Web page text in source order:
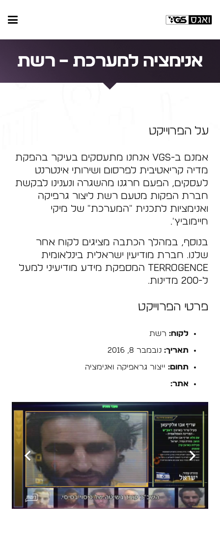
אנימציה למערכת – רשת
על הפרוייקט
אמנם ב-VGS אנחנו מתעסקים בעיקר בהפקת
מדיה קריאטיבית לפרסום ושירותי אינטרנט
לעסקים, הפעם חרגנו מהשגרה ונענינו לבקשת
חברת הפקות מטעם רשת ליצור גרפיקה
ואנימציות לתכנית "המערכת" של מיקי
חיימוביץ'.
בנוסף, במהלך הכתבה מציגים לקוח אחר
שלנו. חברת מודיעין ישראלית בינלאומית
Terrogence המספקת מידע מודיעיני למעל
ל-200 מדינות.
פרטי הפרוייקט
לקוח: רשת
תאריך: נובמבר 8, 2016
תחום: ייצור גראפיקה ואנימציה
אתר: